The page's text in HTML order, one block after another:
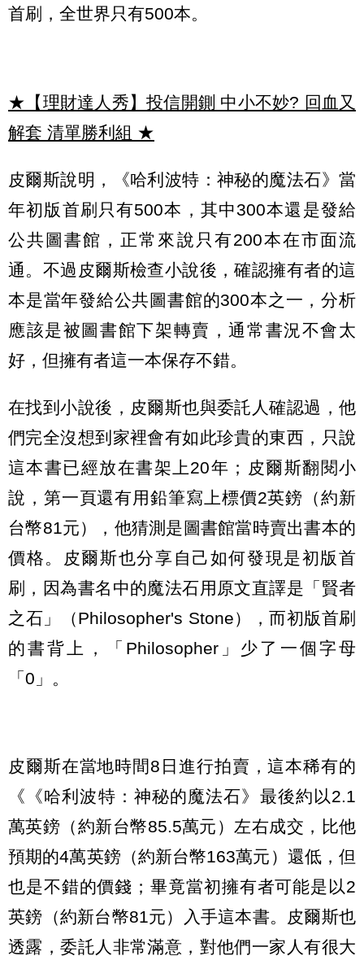
首刷，全世界只有500本。
★【理財達人秀】投信開鍘 中小不妙? 回血又
解套 清單勝利組 ★
皮爾斯說明，《哈利波特：神秘的魔法石》當
年初版首刷只有500本，其中300本還是發給
公共圖書館，正常來說只有200本在市面流
通。不過皮爾斯檢查小說後，確認擁有者的這
本是當年發給公共圖書館的300本之一，分析
應該是被圖書館下架轉賣，通常書況不會太
好，但擁有者這一本保存不錯。
在找到小說後，皮爾斯也與委託人確認過，他
們完全沒想到家裡會有如此珍貴的東西，只說
這本書已經放在書架上20年；皮爾斯翻閱小
說，第一頁還有用鉛筆寫上標價2英鎊（約新
台幣81元），他猜測是圖書館當時賣出書本的
價格。皮爾斯也分享自己如何發現是初版首
刷，因為書名中的魔法石用原文直譯是「賢者
之石」（Philosopher's Stone），而初版首刷
的書背上，「Philosopher」少了一個字母
「0」。
皮爾斯在當地時間8日進行拍賣，這本稀有的
《《哈利波特：神秘的魔法石》最後約以2.1
萬英鎊（約新台幣85.5萬元）左右成交，比他
預期的4萬英鎊（約新台幣163萬元）還低，但
也是不錯的價錢；畢竟當初擁有者可能是以2
英鎊（約新台幣81元）入手這本書。皮爾斯也
透露，委託人非常滿意，對他們一家人有很大